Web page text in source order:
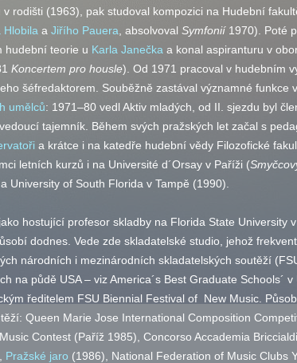
rodišti (1963), pak studoval kompozici na Hudební
Hlobila a Jiřího Pauera , absolvoval Symfonií1970). Poté
hudební teorie u Karla Janečka a konal aspiranturu v
Koncertem pro housle). Od 1971 pracoval v hudebním
šéfredaktorem. Souběžně zastával významné funkce
umělců: 1971–80 vedl Aktiv mladých, od II. sjezdu byl
tajemník. Během svých pražských let začal s
a krátce i na katedře hudební vědy Filozofické
letních kurzů i na Université d´Orsay v Paříži (
University of South Florida v Tampě (1990).
hostující profesor skladby na Florida State University
dodnes. Vede zde skladatelské studio, jehož
národních i mezinárodních skladatelských soutěží
na půdě USA – viz America´s Best Graduate Schools´ v
ředitelem FSU Biennial Festival of New Music.
Queen Marie Jose International Composition
Contest (Paříž 1985), Concorso Accademia
Pražské jaro (1986), National Federation of Music Clubs